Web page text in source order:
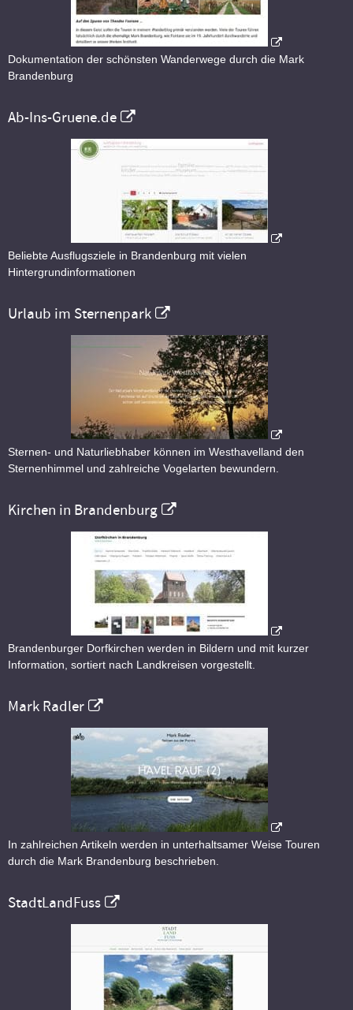
Dokumentation der schönsten Wanderwege durch die Mark
Brandenburg
Ab-Ins-Gruene.de
Beliebte Ausflugsziele in Brandenburg mit vielen
Hintergrundinformationen
Urlaub im Sternenpark
Sternen- und Naturliebhaber können im Westhavelland den
Sternenhimmel und zahlreiche Vogelarten bewundern.
Kirchen in Brandenburg
Brandenburger Dorfkirchen werden in Bildern und mit kurzer
Information, sortiert nach Landkreisen vorgestellt.
Mark Radler
In zahlreichen Artikeln werden in unterhaltsamer Weise Touren
durch die Mark Brandenburg beschrieben.
StadtLandFuss